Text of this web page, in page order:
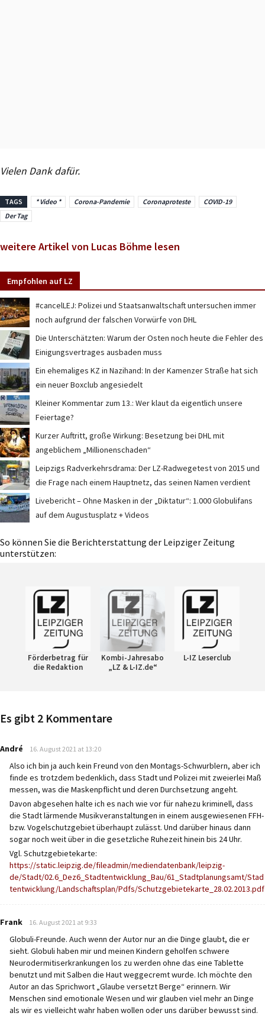
Vielen Dank dafür.
TAGS * Video * Corona-Pandemie Coronaproteste
COVID-19
Der Tag
weitere Artikel von Lucas Böhme lesen
Empfohlen auf LZ
#cancelLEJ: Polizei und Staatsanwaltschaft untersuchen immer
noch aufgrund der falschen Vorwürfe von DHL
Die Unterschätzten: Warum der Osten noch heute die Fehler des
Einigungsvertrages ausbaden muss
Ein ehemaliges KZ in Nazihand: In der Kamenzer Straße hat sich
ein neuer Boxclub angesiedelt
Kleiner Kommentar zum 13.: Wer klaut da eigentlich unsere
Feiertage?
Kurzer Auftritt, große Wirkung: Besetzung bei DHL mit
angeblichem „Millionenschaden“
Leipzigs Radverkehrsdrama: Der LZ-Radwegetest von 2015 und
die Frage nach einem Hauptnetz, das seinen Namen verdient
Livebericht – Ohne Masken in der „Diktatur“: 1.000 Globulifans
auf dem Augustusplatz + Videos
So können Sie die Berichterstattung der Leipziger Zeitung
unterstützen:
Förderbetrag für
die Redaktion
Kombi-Jahresabo
„LZ & L-IZ.de“
L-IZ Leserclub
Es gibt 2 Kommentare
André says:
16. August 2021 at 13:20
Also ich bin ja auch kein Freund von den Montags-Schwurblern, aber ich
finde es trotzdem bedenklich, dass Stadt und Polizei mit zweierlei Maß
messen, was die Maskenpflicht und deren Durchsetzung angeht.
Davon abgesehen halte ich es nach wie vor für nahezu kriminell, dass
die Stadt lärmende Musikveranstaltungen in einem ausgewiesenen FFH-
bzw. Vogelschutzgebiet überhaupt zulässt. Und darüber hinaus dann
sogar noch weit über in die gesetzliche Ruhezeit hinein bis 24 Uhr.
Vgl. Schutzgebietekarte:
https://static.leipzig.de/fileadmin/mediendatenbank/leipzig-
de/Stadt/02.6_Dez6_Stadtentwicklung_Bau/61_Stadtplanungsamt/Stad
tentwicklung/Landschaftsplan/Pdfs/Schutzgebietekarte_28.02.2013.pdf
Frank says:
16. August 2021 at 9:33
Globuli-Freunde. Auch wenn der Autor nur an die Dinge glaubt, die er
sieht. Globuli haben mir und meinen Kindern geholfen schwere
Neurodermitiserkrankungen los zu werden ohne das eine Tablette
benutzt und mit Salben die Haut weggecremt wurde. Ich möchte den
Autor an das Sprichwort „Glaube versetzt Berge“ erinnern. Wir
Menschen sind emotionale Wesen und wir glauben viel mehr an Dinge
als wir es vielleicht wahr haben wollen oder uns darüber bewusst sind.